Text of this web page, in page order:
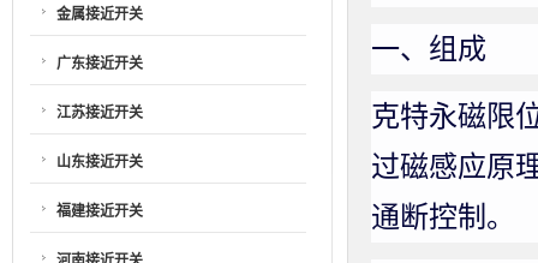
一、组成
克特永磁限
过磁感应原
通断控制。
金属接近开关
广东接近开关
江苏接近开关
山东接近开关
福建接近开关